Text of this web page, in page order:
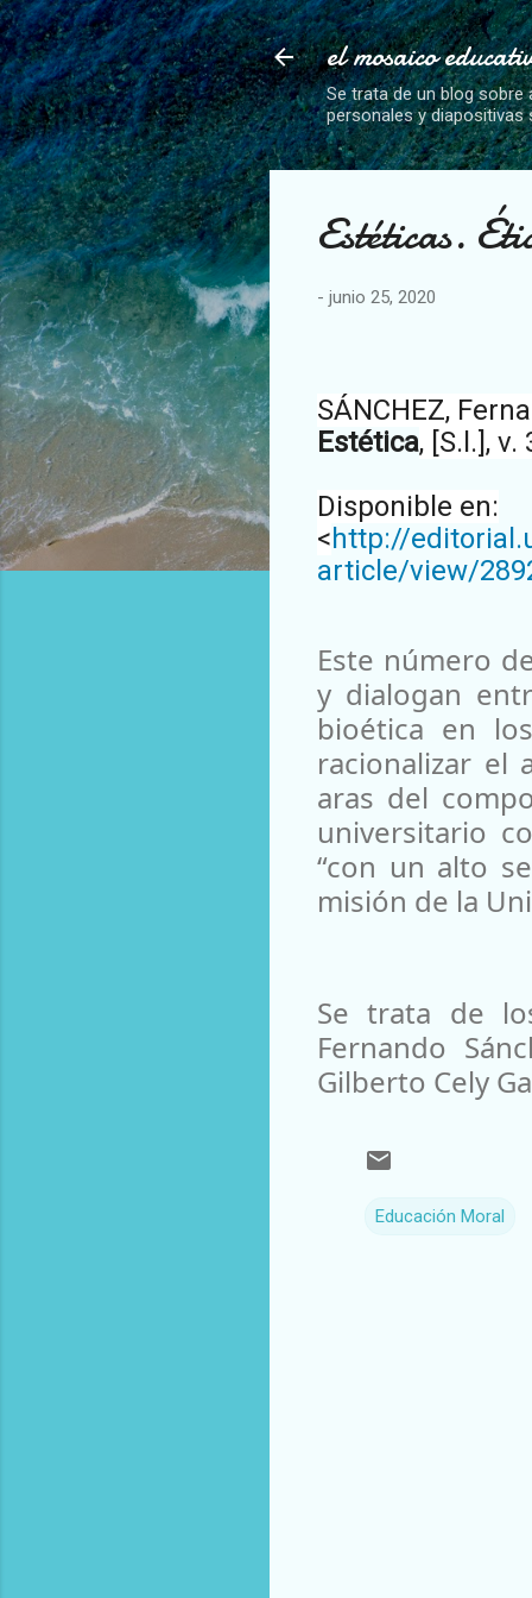
el mosaico
Se trata de un blog
personales y
Estéticas.
- junio 25, 2020
SÁNCHEZ,
Estética, [S.l.],
Disponible en:
<http://
article/view/
Este número
y dialogan
bioética en
racionalizar el
aras del
universitario
“con un alto
misión de la
Se trata de
Fernando
Gilberto Cely
Educación Moral